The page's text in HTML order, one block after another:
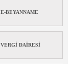
E-BEYANNAME
VERGI DAIRESI